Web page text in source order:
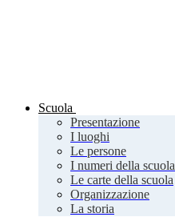
Scuola
Presentazione
I luoghi
Le persone
I numeri della scuola
Le carte della scuola
Organizzazione
La storia